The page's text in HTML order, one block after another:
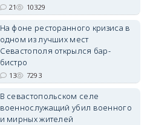
erid: 2SDnjdvhGXG
21 10329
На фоне ресторанного кризиса в
одном из лучших мест
Севастополя открылся бар-
бистро
13 7293
В севастопольском селе
военнослужащий убил военного
и мирных жителей